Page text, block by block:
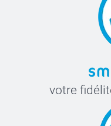
votre